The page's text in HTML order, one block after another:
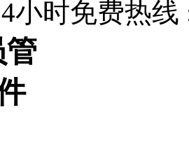
小时免费热线